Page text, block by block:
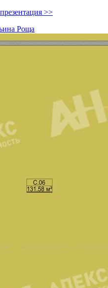
>>
Роща